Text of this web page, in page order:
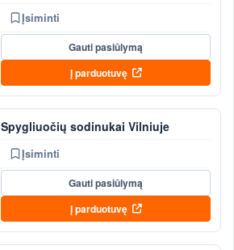
Įsiminti
Gauti pasiūlymą
Į parduotuvę
Spygliuočių sodinukai Vilniuje
Įsiminti
Gauti pasiūlymą
Į parduotuvę